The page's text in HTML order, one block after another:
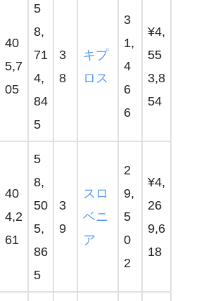
40
5,7
05
5
8,
71
4,
84
5
3
8
キプ
ロス
3
1,
4
6
6
¥4,
55
3,8
54
40
4,2
61
5
8,
50
5,
86
5
3
9
スロ
ベニ
ア
2
9,
5
0
2
¥4,
26
9,6
18